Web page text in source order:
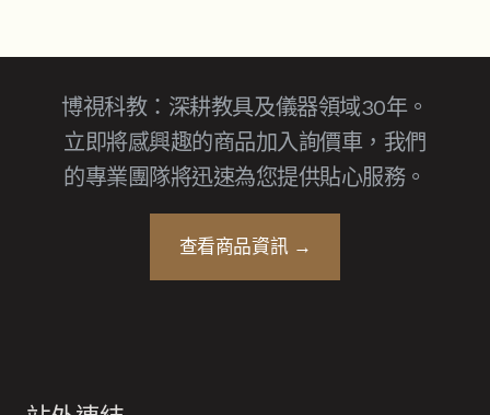
博視科教：深耕教具及儀器領域30年。
立即將感興趣的商品加入詢價車，我們
的專業團隊將迅速為您提供貼心服務。
查看商品資訊 →